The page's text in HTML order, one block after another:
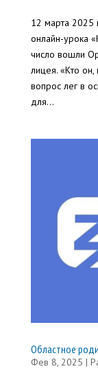
12 марта 2025
онлайн-урока
число вошли
лицея. «Кто
вопрос лег в
для...
Областное
Фев 8, 2025 |